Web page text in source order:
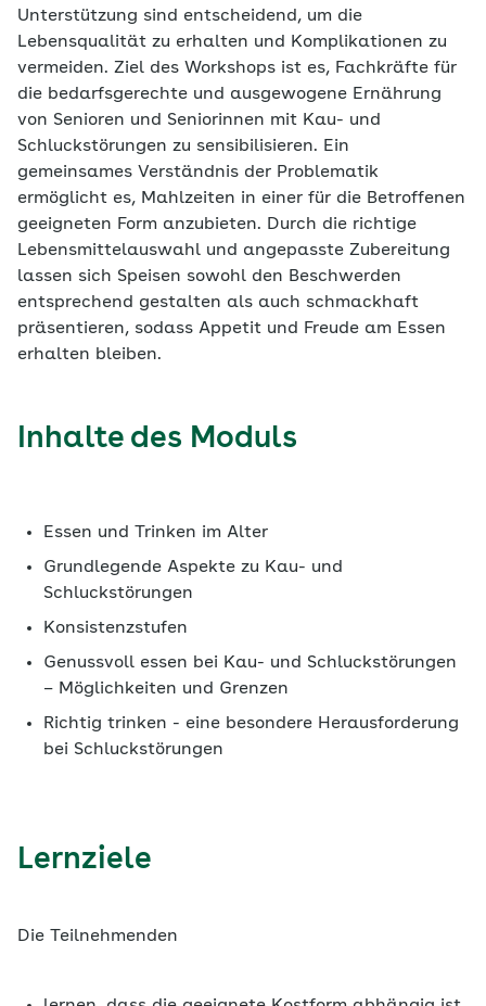
Unterstützung sind entscheidend, um die
Lebensqualität zu erhalten und Komplikationen zu
vermeiden. Ziel des Workshops ist es, Fachkräfte für
die bedarfsgerechte und ausgewogene Ernährung
von Senioren und Seniorinnen mit Kau- und
Schluckstörungen zu sensibilisieren. Ein
gemeinsames Verständnis der Problematik
ermöglicht es, Mahlzeiten in einer für die Betroffenen
geeigneten Form anzubieten. Durch die richtige
Lebensmittelauswahl und angepasste Zubereitung
lassen sich Speisen sowohl den Beschwerden
entsprechend gestalten als auch schmackhaft
präsentieren, sodass Appetit und Freude am Essen
erhalten bleiben.
Inhalte des Moduls
Essen und Trinken im Alter
Grundlegende Aspekte zu Kau- und
Schluckstörungen
Konsistenzstufen
Genussvoll essen bei Kau- und Schluckstörungen
– Möglichkeiten und Grenzen
Richtig trinken - eine besondere Herausforderung
bei Schluckstörungen
Lernziele
Die Teilnehmenden